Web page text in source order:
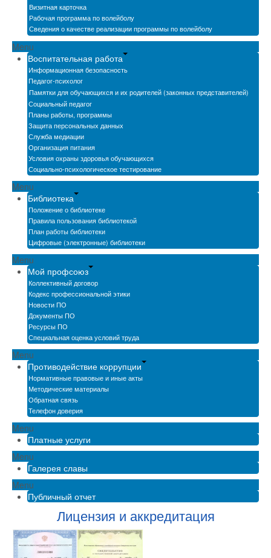
Визитная карточка
Рабочая программа по волейболу
Сведения о качестве реализации программы по волейболу
Menu
Воспитательная работа
Информационная безопасность
Педагог-психолог
Памятки для обучающихся и их родителей (законных представителей)
Социальный педагог
Планы работы, программы
Защита персональных данных
Служба медиации
Организация питания
Условия охраны здоровья обучающихся
Социально-психологическое тестирование
Menu
Библиотека
Положение о библиотеке
Правила пользования библиотекой
План работы библиотеки
Цифровые (электронные) библиотеки
Menu
Мой профсоюз
Коллективный договор
Кодекс профессиональной этики
Новости ПО
Документы ПО
Ресурсы ПО
Специальная оценка условий труда
Menu
Противодействие коррупции
Нормативные правовые и иные акты
Методические материалы
Обратная связь
Телефон доверия
Menu
Платные услуги
Menu
Галерея славы
Menu
Публичный отчет
Лицензия и аккредитация